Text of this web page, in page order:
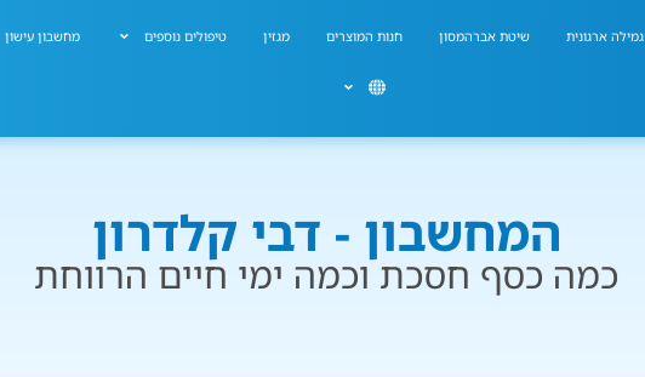
גמילה ארגונית שיטת אברהמסון חנות המוצרים מגזין טיפולים נוספים מחשבון עישון
המחשבון - דבי קלדרון
כמה כסף חסכת וכמה ימי חיים הרווחת